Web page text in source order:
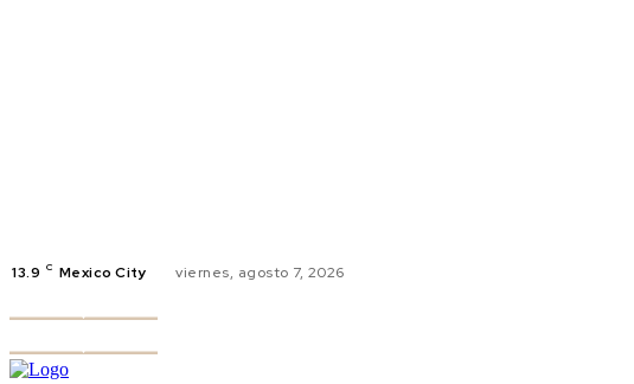
13.9 C Mexico City viernes, agosto 7, 2026